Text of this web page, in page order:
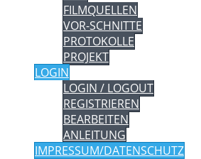
FILMQUELLEN
VOR-SCHNITTE
PROTOKOLLE
PROJEKT
LOGIN
LOGIN / LOGOUT
REGISTRIEREN
BEARBEITEN
ANLEITUNG
IMPRESSUM/DATENSCHUTZ